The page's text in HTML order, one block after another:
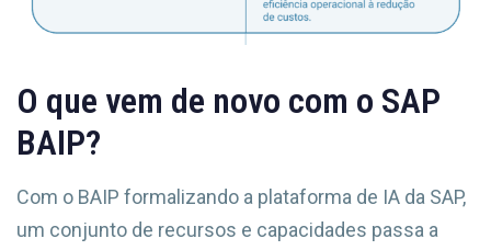
O que vem de novo com o SAP
BAIP?
Com o BAIP formalizando a plataforma de IA da SAP,
um conjunto de recursos e capacidades passa a